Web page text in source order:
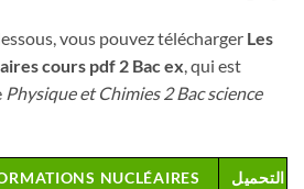
vous pouvez télécharger Les
cours pdf 2 Bac ex, qui est
Physique et Chimies 2 Bac science
التحميل NUCLÉAIRES